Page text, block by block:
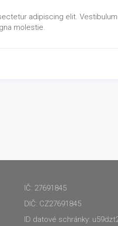
adipiscing elit.
molestie.
IČ: 27691845
DIČ: CZ27691845
ID datové schránky: